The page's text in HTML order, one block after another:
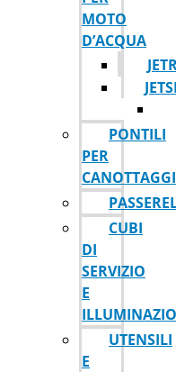
MOTO
D’ACQUA
PONTILI
PER
CUBI
DI
SERVIZIO
E
UTENSILI
E